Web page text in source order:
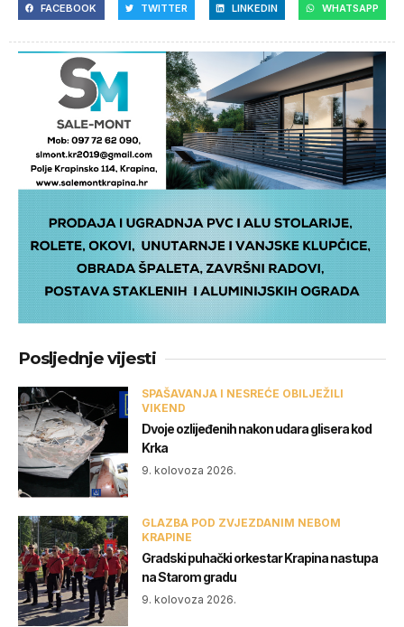
FACEBOOK TWITTER LINKEDIN WHATSAPP
Posljednje vijesti
SPAŠAVANJA I NESREĆE OBILJEŽILI
VIKEND
Dvoje ozlijeđenih nakon udara glisera kod
Krka
9. kolovoza 2026.
GLAZBA POD ZVJEZDANIM NEBOM
KRAPINE
Gradski puhački orkestar Krapina nastupa
na Starom gradu
9. kolovoza 2026.